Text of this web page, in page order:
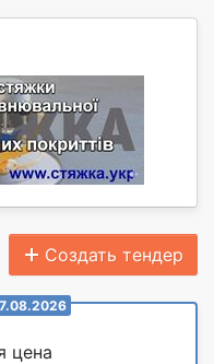
Создать тендер
цена